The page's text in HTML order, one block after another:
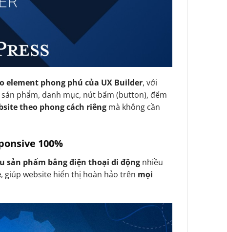
element phong phú của UX Builder, với
phẩm, danh mục, nút bấm (button), đếm
theo phong cách riêng mà không cần
100%
sản phẩm bằng điện thoại di động nhiều
, giúp website hiển thị hoàn hảo trên mọi